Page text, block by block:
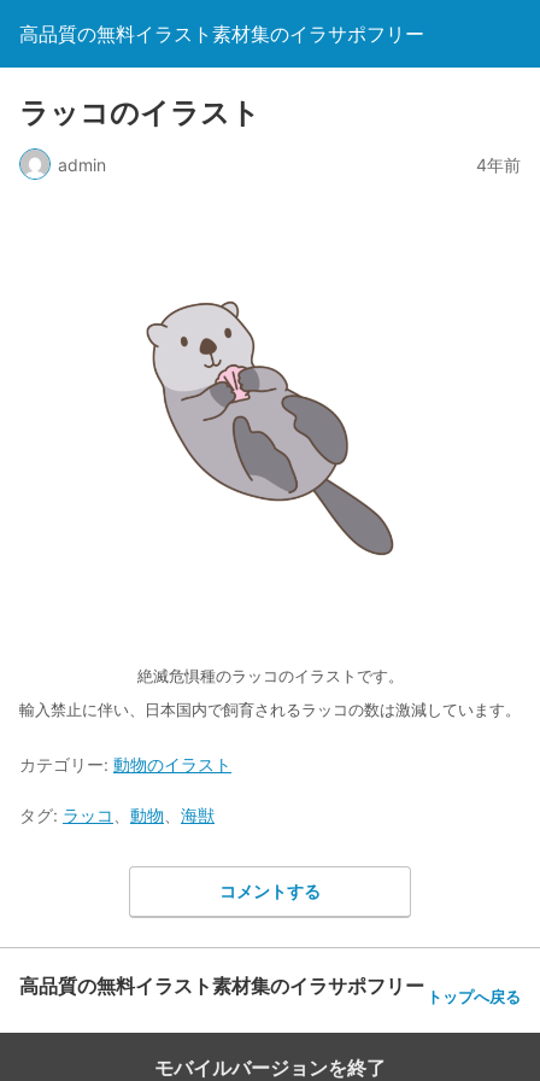
高品質の無料イラスト素材集のイラサポフリー
ラッコのイラスト
admin 4年前
絶滅危惧種のラッコのイラストです。
輸入禁止に伴い、日本国内で飼育されるラッコの数は激減しています。
カテゴリー: 動物のイラスト
タグ: ラッコ 動物 海獣
コメントする
高品質の無料イラスト素材集のイラサポフリー トップへ戻る
モバイルバージョンを終了